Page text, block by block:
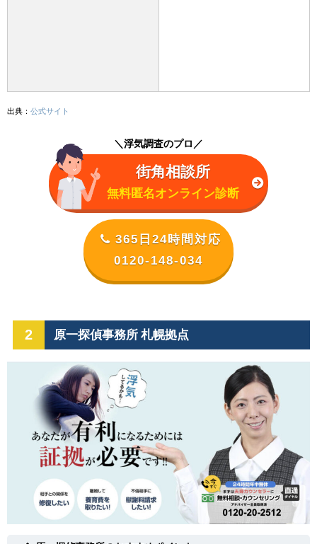
出典： 公式サイト
＼浮気調査のプロ／
街角相談所
無料匿名オンライン診断
365日24時間対応
0120-148-034
2 原一探偵事務所 札幌拠点